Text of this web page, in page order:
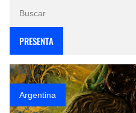
PRESENTA
Argentina